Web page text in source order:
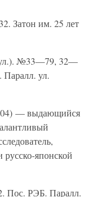
Затон им. 25 лет
ул.). №33—79, 32—
ул.
— выдающийся
русско-японской
Пос. РЭБ. Паралл.